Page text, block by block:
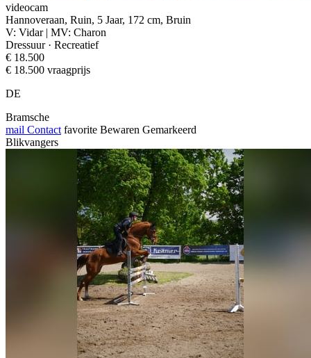
videocam
Hannoveraan, Ruin, 5 Jaar, 172 cm, Bruin
V: Vidar | MV: Charon
Dressuur · Recreatief
€ 18.500
€ 18.500 vraagprijs
DE
Bramsche
mail Contact favorite Bewaren Gemarkeerd
Blikvangers